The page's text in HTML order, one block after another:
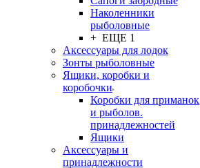
Наколенники
рыболовные
+ ЕЩЕ 1
Аксессуары для лодок
Зонты рыболовные
Ящики, коробки и
коробочки
Коробки для приманок
и рыболов.
принадлежностей
Ящики
Аксессуары и
принадлежности